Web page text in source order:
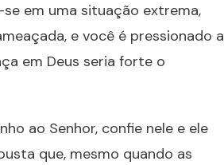
em uma situação extrema,
e você é pressionado a
em Deus seria forte o
ao Senhor, confie nele e ele
que, mesmo quando as